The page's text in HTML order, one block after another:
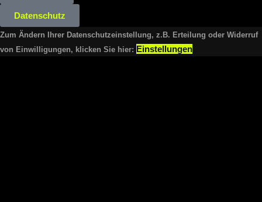
Datenschutz
Zum Ändern Ihrer Datenschutzeinstellung, z.B. Erteilung oder Widerruf
von Einwilligungen, klicken Sie hier: Einstellungen